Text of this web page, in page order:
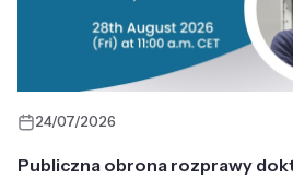
24/07/2026
Publiczna obrona rozprawy